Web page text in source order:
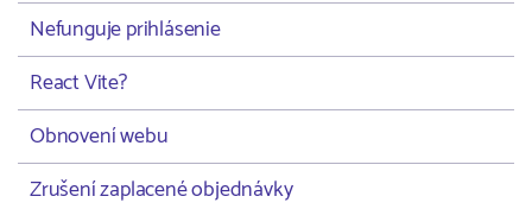
Nefunguje prihlásenie
React Vite?
Obnovení webu
Zrušení zaplacené objednávky